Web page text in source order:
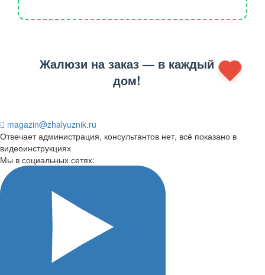
Жалюзи на заказ — в каждый
дом!
magazin@zhalyuznik.ru
Отвечает администрация, консультантов нет, всё показано в
видеоинструкциях
Мы в социальных сетях: